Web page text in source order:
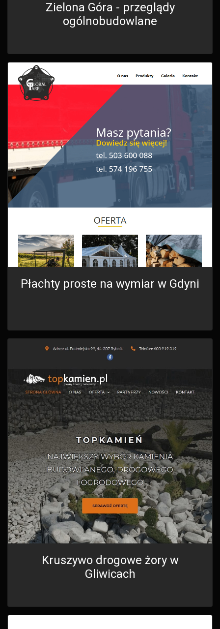
Zielona Góra - przeglądy
ogólnobudowlane
Płachty proste na wymiar w Gdyni
Kruszywo drogowe żory w
Gliwicach